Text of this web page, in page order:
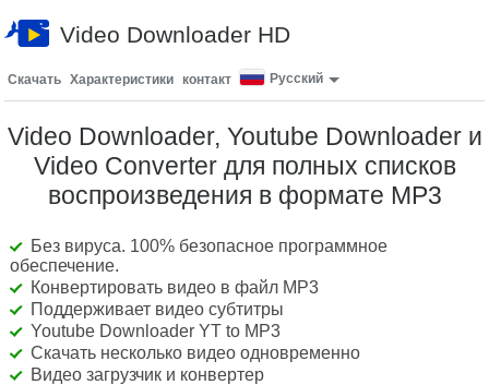
Video Downloader HD
Скачать Характеристики контакт Русский
Video Downloader, Youtube Downloader и
Video Converter для полных списков
воспроизведения в формате MP3
Без вируса. 100% безопасное программное
обеспечение.
Конвертировать видео в файл MP3
Поддерживает видео субтитры
Youtube Downloader YT to MP3
Скачать несколько видео одновременно
Видео загрузчик и конвертер